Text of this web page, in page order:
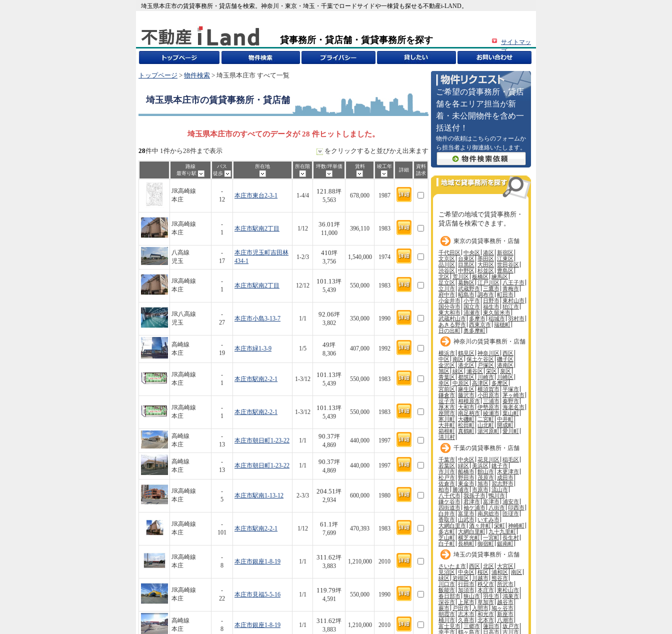
埼玉県本庄市の賃貸事務所・貸店舗を検索。神奈川・東京・埼玉・千葉でロードサイドや一棟貸も探せる不動産i-LAND。
貸事務所・貸店舗・賃貸事務所を探す
サイトマッ
プ
トップページ > 物件検索 > 埼玉県本庄市 すべて一覧
埼玉県本庄市の賃貸事務所・貸店舗
埼玉県本庄市のすべてのデータが 28 件ヒットしました。
28件中 1件から28件まで表示 をクリックすると並びかえ出来ます
路線
最寄り駅
バス
徒歩
所在地 所在階 坪数/坪単価 賃料 竣工年
詳細
資料
請求
JR高崎線
本庄
-
12
本庄市東台2-3-1 1-4/4
121.88坪
5,563
678,000 1987
JR高崎線
本庄
-
1
本庄市駅南2丁目 1/12
36.01坪
11,000
396,110 1983
八高線
児玉
-
17
本庄市児玉町吉田林
434-1
1-2/3
410坪
3,756
1,540,000 1974
JR高崎線
本庄
-
1
本庄市駅南2丁目 12/12
101.13坪
5,439
550,000 1983
JR八高線
児玉
-
27
本庄市小島3-13-7 1/1
92.06坪
3,802
350,000 1990
高崎線
本庄
-
19
本庄市緑1-3-9 1/5
49坪
8,306
407,000 1992
JR高崎線
本庄
-
1
本庄市駅南2-2-1 1-3/12
101.13坪
5,439
550,000 1983
JR高崎線
本庄
-
1
本庄市駅南2-2-1 1-3/12
101.13坪
5,439
550,000 1983
高崎線
本庄
-
13
本庄市朝日町1-23-22 1/1
90.37坪
4,869
440,000 1997
高崎線
本庄
-
13
本庄市朝日町1-23-22 1/1
90.37坪
4,869
440,000 1997
JR高崎線
本庄
-
5
本庄市駅南1-13-12 2-3/3
204.51坪
2,934
600,000 1980
JR高崎線
本庄
-
101
本庄市駅南2-2-1 1/12
61.1坪
7,699
470,393 1983
JR高崎線
本庄
-
8
本庄市銀座1-8-19 1/1
311.62坪
3,883
1,210,000 2010
JR高崎線
本庄
-
22
本庄市見福5-5-16 1/1
119.79坪
4,591
550,000 1990
高崎線
本庄
-
8
本庄市銀座1-8-19 1/1
311.62坪
3,883
1,210,000 2010
ご希望の貸事務所・貸店
舗を各エリア担当が新
着・未公開物件を含め一
括送付！
物件の依頼はこちらのフォームか
ら担当者より御連絡いたします。
ご希望の地域で賃貸事務所・
貸店舗を検索できます。
東京の賃貸事務所・店舗
千代田区 中央区 港区 新宿区
文京区 台東区 墨田区 江東区
品川区 目黒区 大田区 世田谷区
渋谷区 中野区 杉並区 豊島区
北区 荒川区 板橋区 練馬区
足立区 葛飾区 江戸川区
八王子市
立川市 武蔵野市 三鷹市 青梅市
府中市 昭島市 調布市 町田市
小金井市 小平市 日野市 東村山市
国分寺市
国立市 福生市 狛江市
東大和市 清瀬市 東久留米市
武蔵村山市 多摩市 稲城市 羽村市
あきる野市 西東京市 瑞穂町
日の出町 奥多摩町
神奈川の賃貸事務所・店舗
横浜市 鶴見区 神奈川区 西区
中区 南区 保土ケ谷区 磯子区
金沢区 港北区 戸塚区 港南区
旭区 緑区 瀬谷区 栄区 泉区
青葉区 都筑区 川崎市
川崎区
幸区 中原区 高津区 多摩区
宮前区 麻生区 横須賀市 平塚市
鎌倉市 藤沢市 小田原市 茅ヶ崎市
逗子市 相模原市 三浦市 秦野市
厚木市 大和市 伊勢原市 海老名市
座間市 南足柄市 綾瀬市 葉山町
寒川町 大磯町 二宮町 中井町
大井町 松田町 山北町 開成町
箱根町 真鶴町 湯河原町 愛川町
清川村
千葉の賃貸事務所・店舗
千葉市 中央区 花見川区 稲毛区
若葉区 緑区 美浜区 銚子市
市川市 船橋市 館山市 木更津市
松戸市 野田市 茂原市 成田市
佐倉市 東金市 旭市 習志野市
柏市 勝浦市 市原市 流山市
八千代市 我孫子市 鴨川市
鎌ケ谷市 君津市 富津市 浦安市
四街道市 袖ケ浦市 八街市 印西市
白井市 富里市 南房総市 匝瑳市
香取市 山武市 いすみ市
大網白里市 酒々井町 栄町 神崎町
多古町 大網白里町 九十九里町
芝山町 横芝光町 一宮町 長生村
白子町 長柄町 御宿町 鋸南町
埼玉の賃貸事務所・店舗
さいたま市 西区 北区 大宮区
見沼区 中央区 桜区 浦和区 南区
緑区 岩槻区 川越市 熊谷市
川口市 行田市 秩父市 所沢市
飯能市 加須市 本庄市 東松山市
春日部市 狭山市 羽生市 鴻巣市
深谷市
上尾市 草加市 越谷市
蕨市
戸田市 入間市 鳩ヶ谷市
朝霞市 志木市 和光市 新座市
桶川市 久喜市 北本市
八潮市
富士見市 三郷市 蓮田市 坂戸市
幸手市 鶴ヶ島市 日高市 吉川市